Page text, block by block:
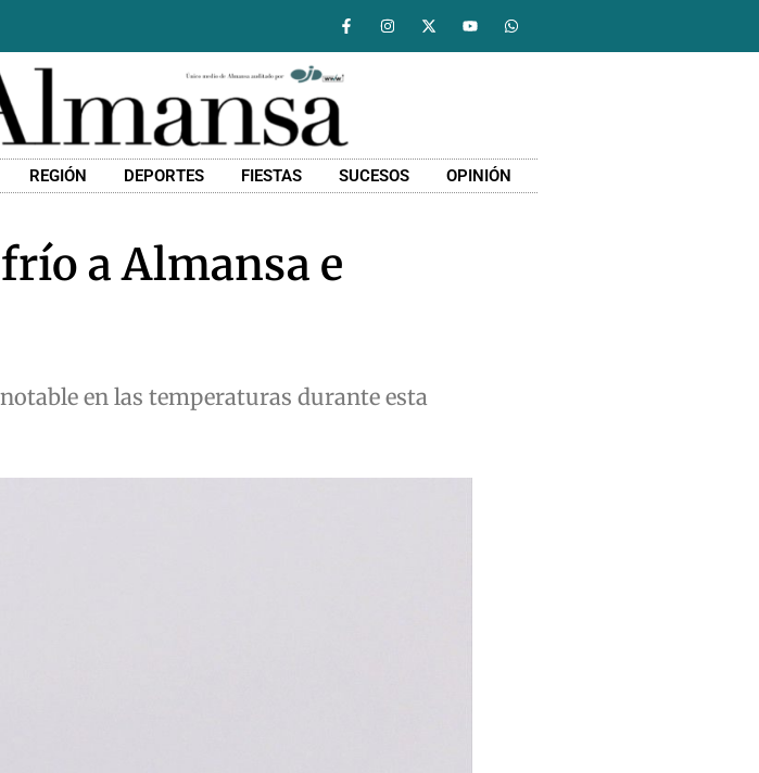
REGIÓN DEPORTES FIESTAS SUCESOS OPINIÓN
a Almansa e
en las temperaturas durante esta